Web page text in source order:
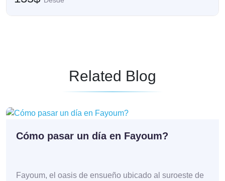
Related Blog
Cómo pasar un día en Fayoum?
Fayoum, el oasis de ensueño ubicado al suroeste de